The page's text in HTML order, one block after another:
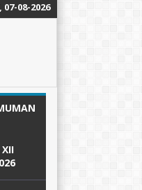
07-08-2026
Motor – Teknik Kendaraan